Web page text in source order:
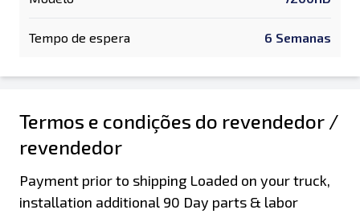
Tempo de espera 6 Semanas
Termos e condições do revendedor /
revendedor
Payment prior to shipping Loaded on your truck,
installation additional 90 Day parts & labor